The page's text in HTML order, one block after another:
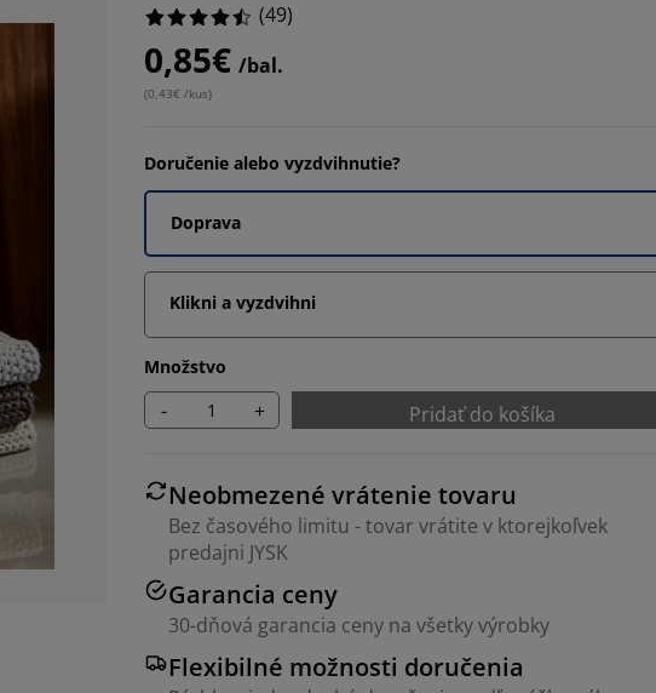
(49)
0,85€ /bal.
(0,43€ /kus)
Doručenie alebo vyzdvihnutie?
Doprava
Klikni a vyzdvihni
Množstvo
- + Pridať do košíka
Neobmezené vrátenie tovaru
Bez časového limitu - tovar vrátite v ktorejkoľvek
predajni JYSK
Garancia ceny
30-dňová garancia ceny na všetky výrobky
Flexibilné možnosti doručenia